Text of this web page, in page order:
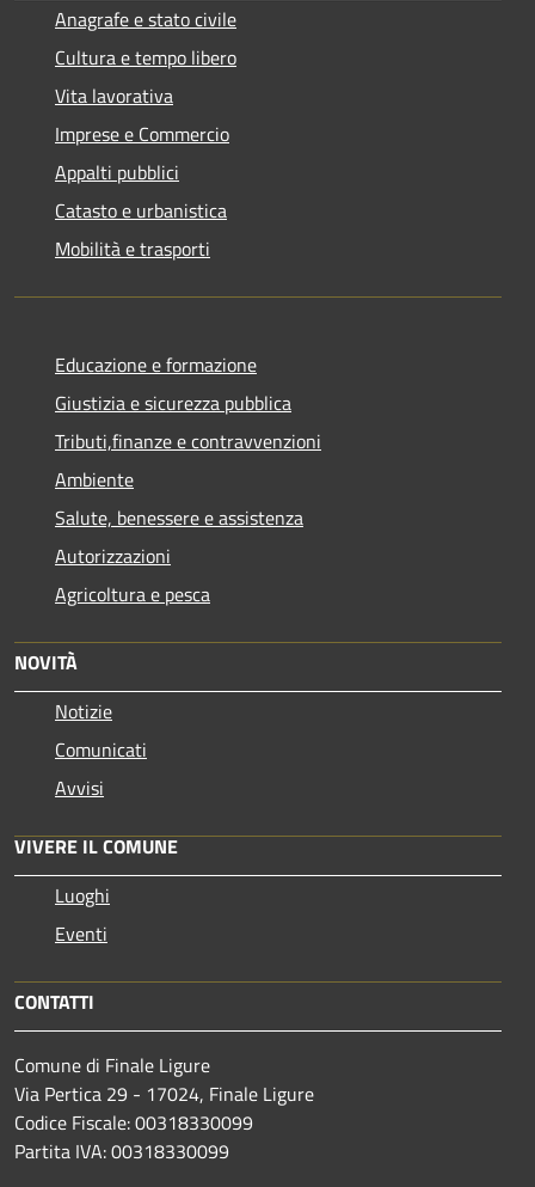
Anagrafe e stato civile
Cultura e tempo libero
Vita lavorativa
Imprese e Commercio
Appalti pubblici
Catasto e urbanistica
Mobilità e trasporti
Educazione e formazione
Giustizia e sicurezza pubblica
Tributi,finanze e contravvenzioni
Ambiente
Salute, benessere e assistenza
Autorizzazioni
Agricoltura e pesca
NOVITÀ
Notizie
Comunicati
Avvisi
VIVERE IL COMUNE
Luoghi
Eventi
CONTATTI
Comune di Finale Ligure
Via Pertica 29 - 17024, Finale Ligure
Codice Fiscale: 00318330099
Partita IVA: 00318330099